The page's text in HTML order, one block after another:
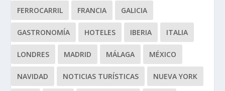
FERROCARRIL FRANCIA GALICIA
GASTRONOMÍA HOTELES IBERIA ITALIA
LONDRES MADRID MÁLAGA MÉXICO
NAVIDAD NOTICIAS TURÍSTICAS NUEVA YORK